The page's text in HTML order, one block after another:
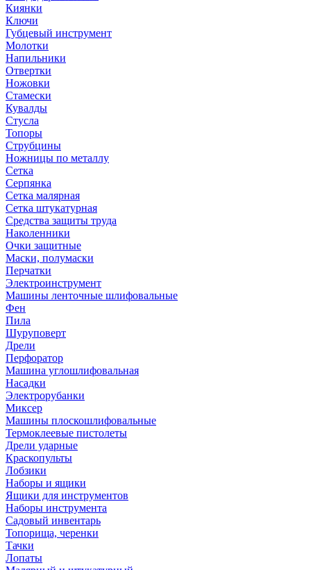
Киянки
Ключи
Губцевый инструмент
Молотки
Напильники
Отвертки
Ножовки
Стамески
Кувалды
Стусла
Топоры
Струбцины
Ножницы по металлу
Сетка
Серпянка
Сетка малярная
Сетка штукатурная
Средства защиты труда
Наколенники
Очки защитные
Маски, полумаски
Перчатки
Электроинструмент
Машины ленточные шлифовальные
Фен
Пила
Шуруповерт
Дрели
Перфоратор
Машина углошлифовальная
Насадки
Электрорубанки
Миксер
Машины плоскошлифовальные
Термоклеевые пистолеты
Дрели ударные
Краскопульты
Лобзики
Наборы и ящики
Ящики для инструментов
Наборы инструмента
Садовый инвентарь
Топорища, черенки
Тачки
Лопаты